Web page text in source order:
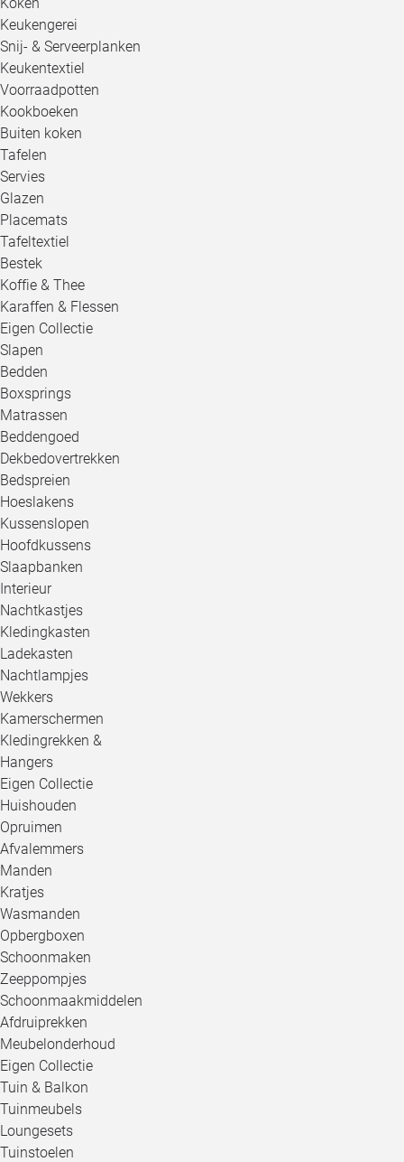
Keukengerei
Snij- & Serveerplanken
Keukentextiel
Voorraadpotten
Kookboeken
Buiten koken
Tafelen
Servies
Glazen
Placemats
Tafeltextiel
Bestek
Koffie & Thee
Karaffen & Flessen
Eigen Collectie
Slapen
Bedden
Boxsprings
Matrassen
Beddengoed
Dekbedovertrekken
Bedspreien
Hoeslakens
Kussenslopen
Hoofdkussens
Slaapbanken
Interieur
Nachtkastjes
Kledingkasten
Ladekasten
Nachtlampjes
Wekkers
Kamerschermen
Kledingrekken &
Hangers
Eigen Collectie
Huishouden
Opruimen
Afvalemmers
Manden
Kratjes
Wasmanden
Opbergboxen
Schoonmaken
Zeeppompjes
Schoonmaakmiddelen
Afdruiprekken
Meubelonderhoud
Eigen Collectie
Tuin & Balkon
Tuinmeubels
Loungesets
Tuinstoelen